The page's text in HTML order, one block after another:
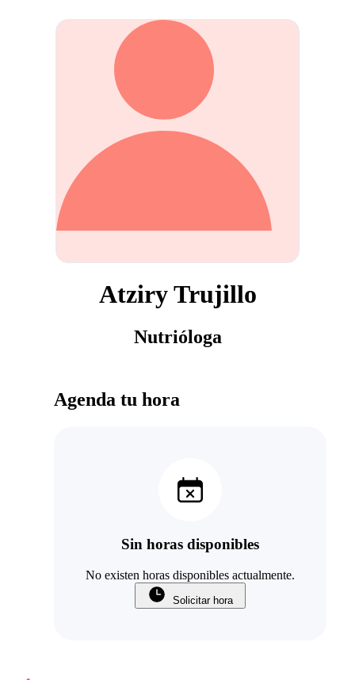
Atziry Trujillo
Nutrióloga
Agenda tu hora
Sin horas disponibles
No existen horas disponibles actualmente.
Solicitar hora